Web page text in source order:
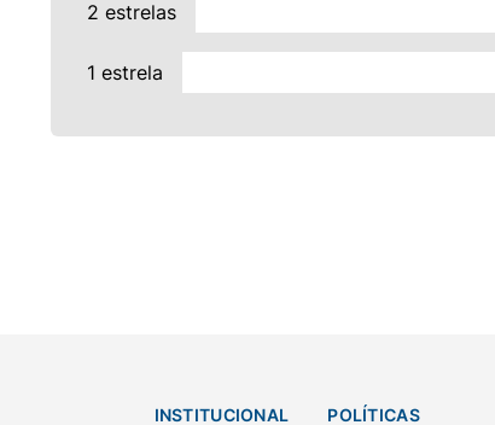
2 estrelas
1 estrela
INSTITUCIONAL POLÍTICAS